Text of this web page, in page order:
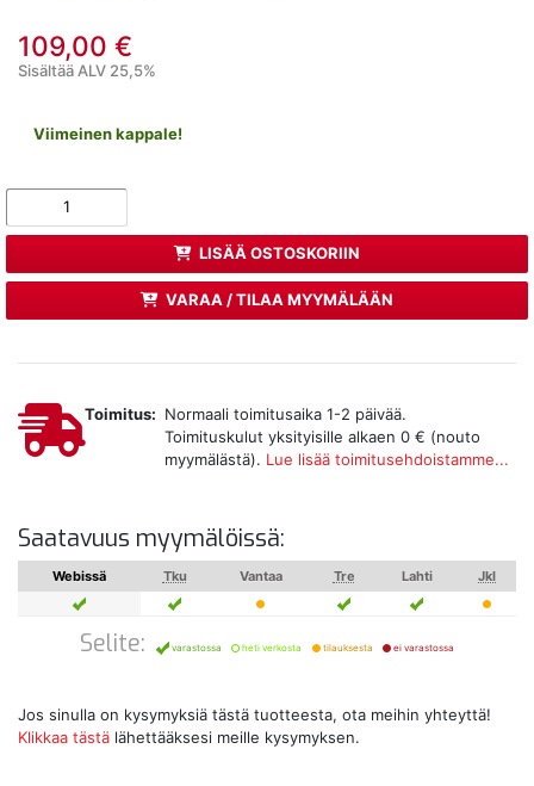
109,00 €
Sisältää ALV 25,5%
Viimeinen kappale!
LISÄÄ OSTOSKORIIN
VARAA / TILAA MYYMÄLÄÄN
Toimitus: Normaali toimitusaika 1-2 päivää.
Toimituskulut yksityisille alkaen 0 € (nouto
myymälästä). Lue lisää toimitusehdoistamme...
Saatavuus myymälöissä:
Webissä Tku Vantaa Tre Lahti Jkl
Selite: varastossa heti verkosta tilauksesta ei varastossa
Jos sinulla on kysymyksiä tästä tuotteesta, ota meihin yhteyttä!
Klikkaa tästä lähettääksesi meille kysymyksen.